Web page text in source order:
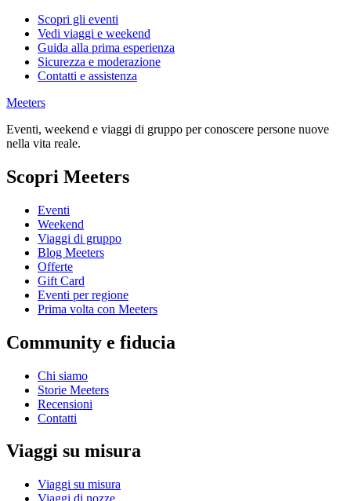
Scopri gli eventi
Vedi viaggi e weekend
Guida alla prima esperienza
Sicurezza e moderazione
Contatti e assistenza
Meeters
Eventi, weekend e viaggi di gruppo per conoscere persone nuove
nella vita reale.
Scopri Meeters
Eventi
Weekend
Viaggi di gruppo
Blog Meeters
Offerte
Gift Card
Eventi per regione
Prima volta con Meeters
Community e fiducia
Chi siamo
Storie Meeters
Recensioni
Contatti
Viaggi su misura
Viaggi su misura